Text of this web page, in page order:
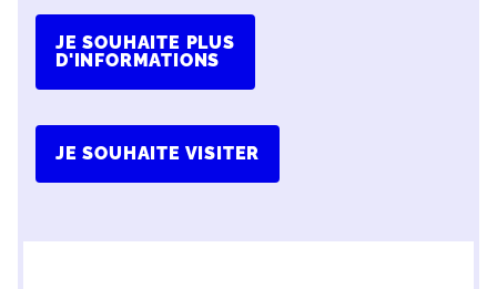
JE SOUHAITE PLUS
D'INFORMATIONS
JE SOUHAITE VISITER